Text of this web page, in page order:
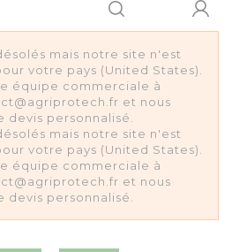
mais notre site n'est
votre pays (United States).
équipe commerciale à
et nous
personnalisé.
mais notre site n'est
votre pays (United States).
équipe commerciale à
et nous
personnalisé.